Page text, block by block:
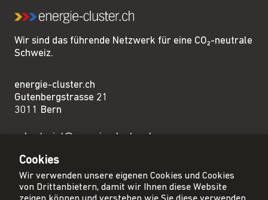
Wir sind das führende Netzwerk für eine CO₂-neutrale
Schweiz.
energie-cluster.ch
Gutenbergstrasse 21
3011 Bern
sekretariat@energie-cluster.ch
Cookies
Wir verwenden unsere eigenen Cookies und Cookies
von Drittanbietern, damit wir Ihnen diese Website